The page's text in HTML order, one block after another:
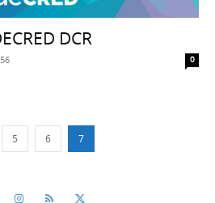
DCR
0
5 6 7